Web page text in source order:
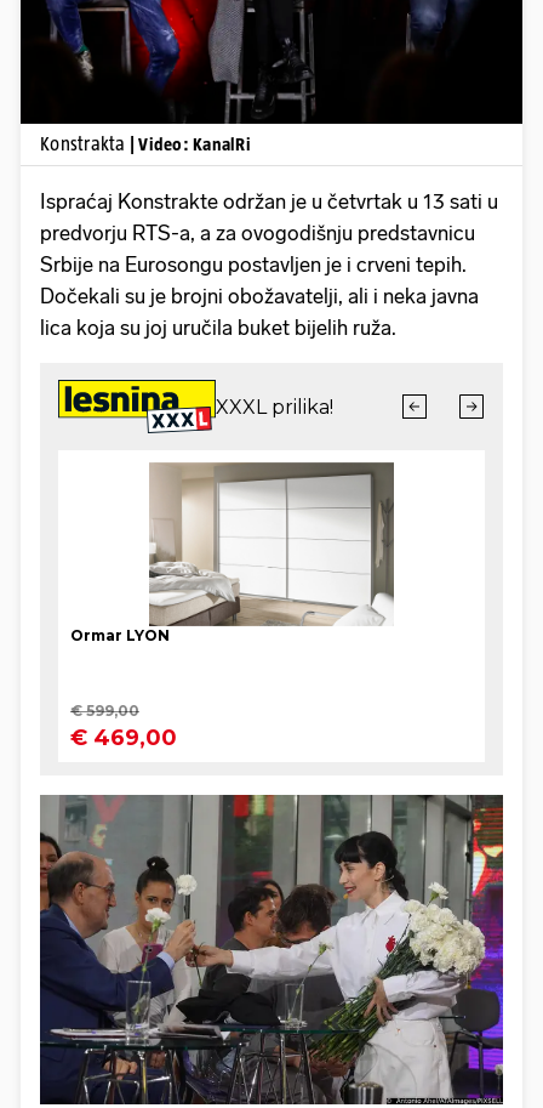
Konstrakta | Video: KanalRi
Ispraćaj Konstrakte održan je u četvrtak u 13 sati u
predvorju RTS-a, a za ovogodišnju predstavnicu
Srbije na Eurosongu postavljen je i crveni tepih.
Dočekali su je brojni obožavatelji, ali i neka javna
lica koja su joj uručila buket bijelih ruža.